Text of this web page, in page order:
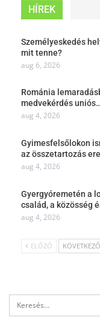
HÍREK
Személyeskedés
mit tenne?
aug 6, 2026
Románia
medvekérdés
aug 4, 2026
Gyimesfelsőlokon
az összetartozás
aug 4, 2026
Gyergyóremetén a
család, a közösség
aug 4, 2026
ELŐZŐ KÖVETKEZŐ